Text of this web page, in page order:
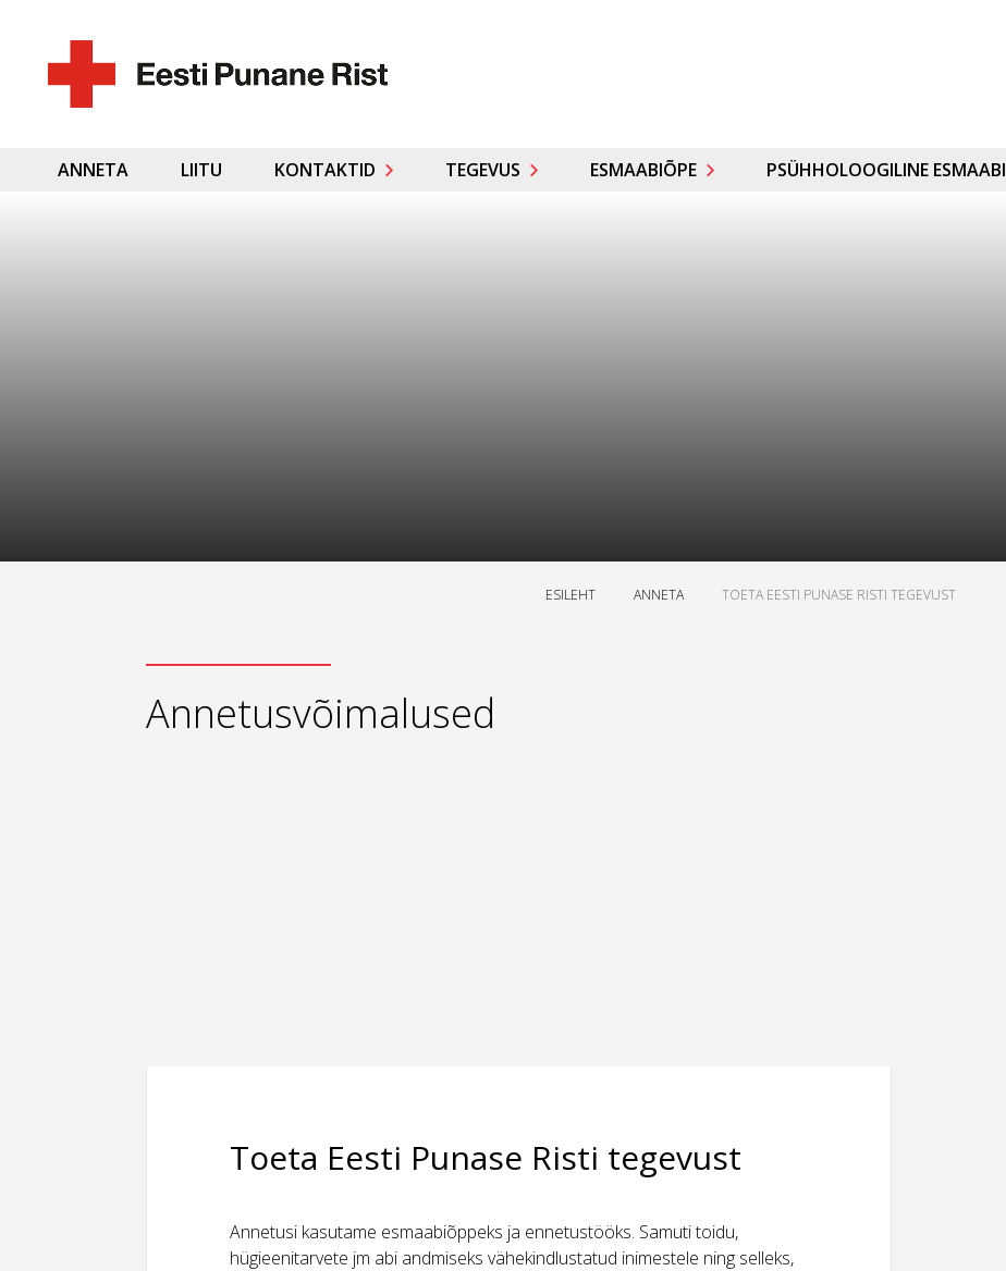
ANNETA LIITU KONTAKTID TEGEVUS ESMAABIÕPE PSÜHHOLOOGILINE ESMAABI
ESILEHT ANNETA TOETA EESTI PUNASE RISTI TEGEVUST
Annetusvõimalused
Toeta Eesti Punase Risti tegevust
Annetusi kasutame esmaabiõppeks ja ennetustööks. Samuti toidu,
hügieenitarvete jm abi andmiseks vähekindlustatud inimestele ning selleks,